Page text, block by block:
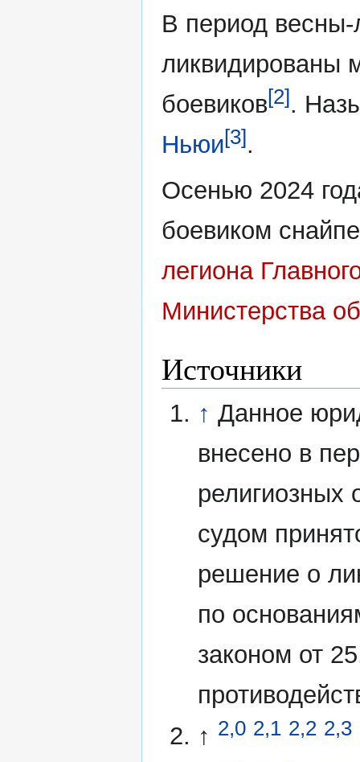
В период весны-
ликвидированы
боевиков[2].
Ньюи[3].
Осенью 2024
боевиком
легиона
Министерства
Источники
↑ Данное
внесено в
религиозных
судом
решение о
по
законом от
↑ 2,0 2,1 2,2 2,3